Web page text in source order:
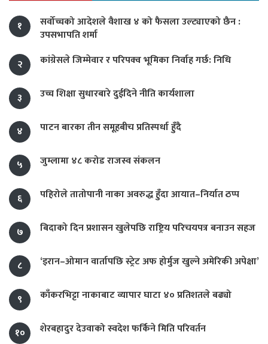
१
सर्वोच्चको आदेशले वैशाख ४ को फैसला उल्ट्याएको छैन :
उपसभापति शर्मा
२
कांग्रेसले जिम्मेवार र परिपक्व भूमिका निर्वाह गर्छ: निधि
३ उच्च शिक्षा सुधारबारे दुईदिने नीति कार्यशाला
४ पाटन बारका तीन समूहबीच प्रतिस्पर्धा हुँदै
५ जुम्लामा ४८ करोड राजस्व संकलन
६ पहिरोले तातोपानी नाका अवरुद्ध हुँदा आयात–निर्यात ठप्प
७ बिदाको दिन प्रशासन खुलेपछि राष्ट्रिय परिचयपत्र बनाउन सहज
८ ‘इरान–ओमान वार्तापछि स्ट्रेट अफ होर्मुज खुल्ने अमेरिकी अपेक्षा’
९ काँकरभिट्टा नाकाबाट व्यापार घाटा ४० प्रतिशतले बढ्यो
१० शेरबहादुर देउवाको स्वदेश फर्किने मिति परिवर्तन